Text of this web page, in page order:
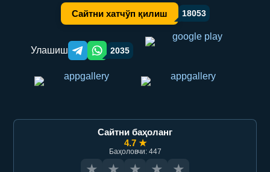
Сайтни хатчўп қилиш 18053
Улашиш Telegram orqali ulashish
WhatsApp orqali ulashish
2035
Сайтни баҳоланг
4.7 ★
Баҳоловчи: 447